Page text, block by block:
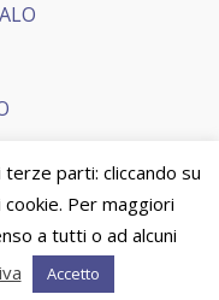
and Conditions|
Policy
parti: cliccando su
Per maggiori
a tutti o ad alcuni
Accetto